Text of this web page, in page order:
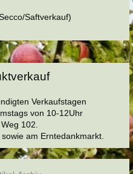
Saftverkauf)
Verkaufstagen
von 10-12Uhr
102.
am Erntedankmarkt.